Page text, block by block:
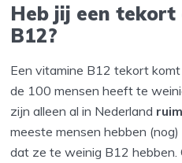
Heb jij een
B12?
Een vitamine B12 tekort
de 100 mensen heeft te
zijn alleen al in Nederland
meeste mensen hebben
dat ze te weinig B12 hebben.